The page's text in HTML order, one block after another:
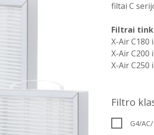
filtai C
Filtrai
X-Air C180
X-Air C200
X-Air C250
Filtro
G4/